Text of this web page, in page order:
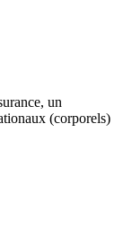
un
(corporels)